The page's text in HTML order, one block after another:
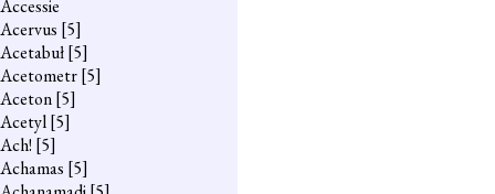
Accessie
Acervus [5]
Acetabuł[5]
Acetometr[5]
Aceton[5]
Acetyl[5]
Ach! [5]
Achamas [5]